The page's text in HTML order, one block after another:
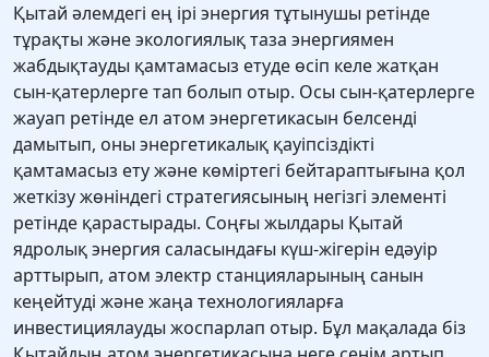
Қытай әлемдегі ең ірі энергия тұтынушы ретінде
тұрақты және экологиялық таза энергиямен
жабдықтауды қамтамасыз етуде өсіп келе жатқан
сын-қатерлерге тап болып отыр. Осы сын-қатерлерге
жауап ретінде ел атом энергетикасын белсенді
дамытып, оны энергетикалық қауіпсіздікті
қамтамасыз ету және көміртегі бейтараптығына қол
жеткізу жөніндегі стратегиясының негізгі элементі
ретінде қарастырады. Соңғы жылдары Қытай
ядролық энергия саласындағы күш-жігерін едәуір
арттырып, атом электр станцияларының санын
кеңейтуді және жаңа технологияларға
инвестициялауды жоспарлап отыр. Бұл мақалада біз